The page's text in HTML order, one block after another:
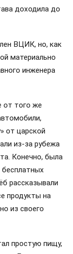
доходила до
ВЦИК, но, как
материально
инженера
от того же
от царской
из-за рубежа
Конечно, была
бесплатных
рассказывали
продукты на
из своего
простую пищу,